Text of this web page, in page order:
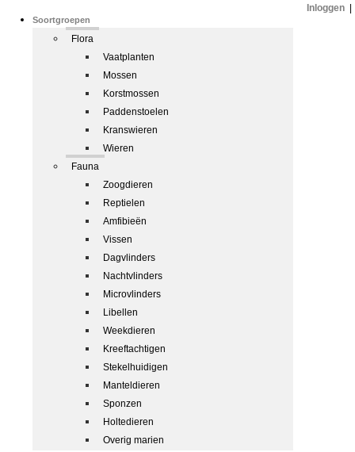
Soortgroepen
Flora
Vaatplanten
Mossen
Korstmossen
Paddenstoelen
Kranswieren
Wieren
Fauna
Zoogdieren
Reptielen
Amfibieën
Vissen
Dagvlinders
Nachtvlinders
Microvlinders
Libellen
Weekdieren
Kreeftachtigen
Stekelhuidigen
Manteldieren
Sponzen
Holtedieren
Overig marien
Inloggen